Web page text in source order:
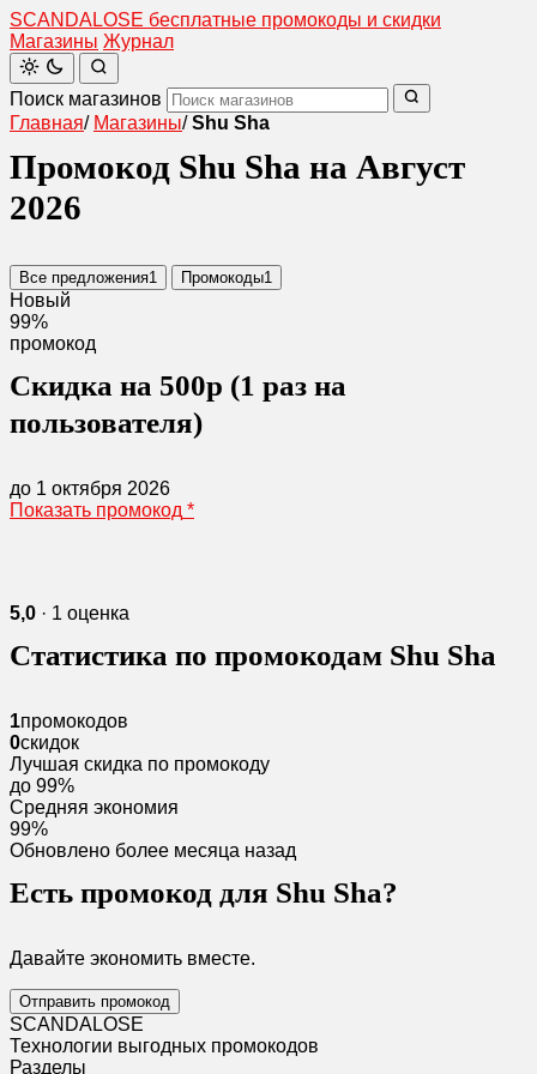
SCANDALOSE бесплатные промокоды и скидки
Магазины Журнал
Поиск магазинов
Главная/ Магазины/ Shu Sha
Промокод Shu Sha на Август
2026
Все предложения1 Промокоды1
Новый
99%
промокод
Скидка на 500р (1 раз на
пользователя)
до 1 октября 2026
Показать промокод *
5,0 · 1 оценка
Статистика по промокодам Shu Sha
1промокодов
0скидок
Лучшая скидка по промокоду
до 99%
Средняя экономия
99%
Обновлено более месяца назад
Есть промокод для Shu Sha?
Давайте экономить вместе.
Отправить промокод
SCANDALOSE
Технологии выгодных промокодов
Разделы